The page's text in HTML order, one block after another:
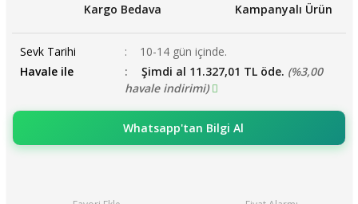
Kargo Bedava Kampanyalı Ürün
Sevk Tarihi
10-14 gün içinde.
Havale ile
Şimdi al 11.327,01 TL öde. (%3,00
havale indirimi)
Whatsapp'tan Bilgi Al